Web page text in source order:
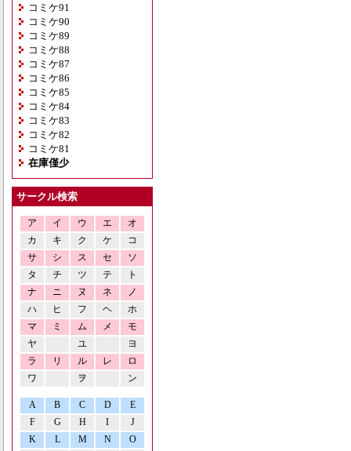
コミケ91
コミケ90
コミケ89
コミケ88
コミケ87
コミケ86
コミケ85
コミケ84
コミケ83
コミケ82
コミケ81
在庫僅少
サークル検索
ア イ ウ エ
オ
カ
キ ク ケ
コ
サ
シ ス セ
ソ
タ
チ ツ テ
ト
ナ
ニ ヌ ネ
ノ
ハ
ヒ フ ヘ
ホ
マ
ミ ム メ
モ
ヤ
ユ
ヨ
ラ
リ ル レ
ロ
ワ
ヲ ン
A B C D
E
F
G H I
J
K
L M N O